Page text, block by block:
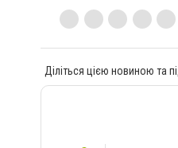
Діліться цією новиною та